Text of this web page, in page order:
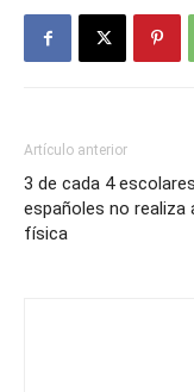
Artículo anterior
3 de cada 4 escolares
españoles no realiza
física